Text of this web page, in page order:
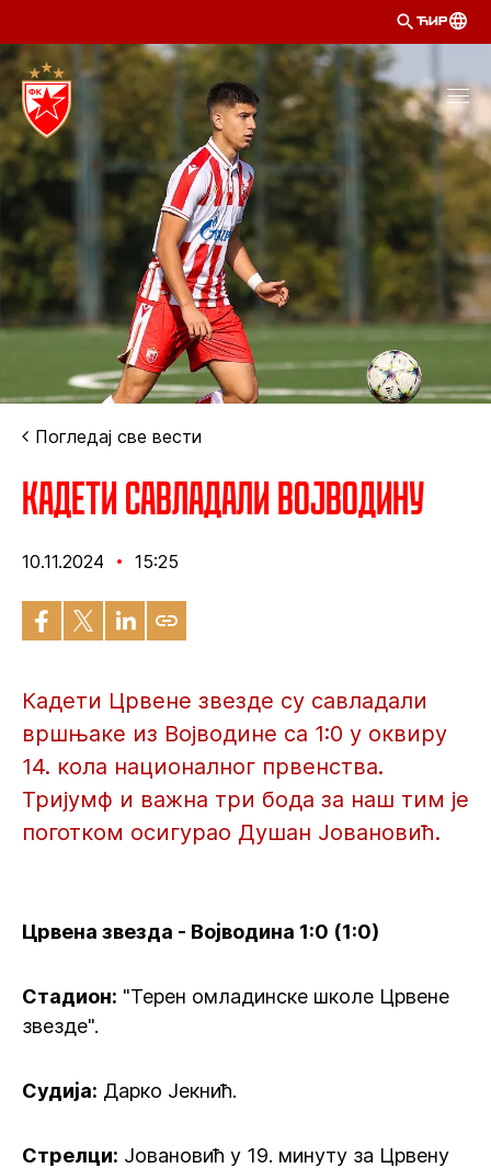
ЋИР
Погледај све вести
Кадети савладали Војводину
10.11.2024 15:25
Кадети Црвене звезде су савладали
вршњаке из Војводине са 1:0 у оквиру
14. кола националног првенства.
Тријумф и важна три бода за наш тим је
поготком осигурао Душан Јовановић.
Црвена звезда - Војводина 1:0 (1:0)
Стадион: "Терен омладинске школе Црвене
звезде".
Судија: Дарко Јекнић.
Стрелци: Јовановић у 19. минуту за Црвену